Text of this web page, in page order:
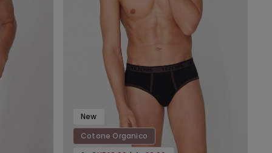
New
Cotone Organico